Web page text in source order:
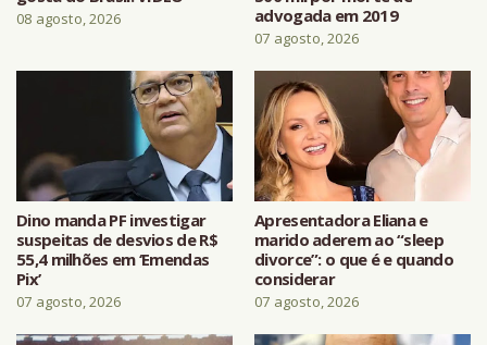
08 agosto, 2026
advogada em 2019
07 agosto, 2026
Dino manda PF investigar
suspeitas de desvios de R$
55,4 milhões em ‘Emendas
Pix’
07 agosto, 2026
Apresentadora Eliana e
marido aderem ao “sleep
divorce”: o que é e quando
considerar
07 agosto, 2026